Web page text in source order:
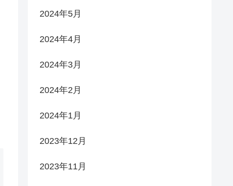
2024年5月
2024年4月
2024年3月
2024年2月
2024年1月
2023年12月
2023年11月